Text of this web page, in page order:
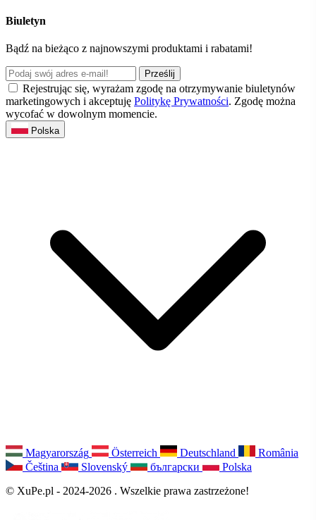
Biuletyn
Bądź na bieżąco z najnowszymi produktami i rabatami!
Prześlij
Rejestrując się, wyrażam zgodę na otrzymywanie biuletynów
marketingowych i akceptuję Politykę Prywatności. Zgodę można
wycofać w dowolnym momencie.
Polska
Magyarország Österreich Deutschland
România
Čeština
Slovenský български
Polska
© XuPe.pl - 2024-2026 . Wszelkie prawa zastrzeżone!